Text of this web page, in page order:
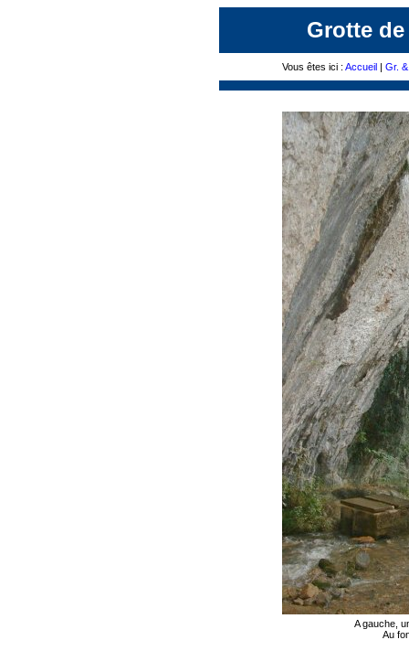
Grotte
Vous êtes ici : Accueil | Gr.
A gauche,
Au